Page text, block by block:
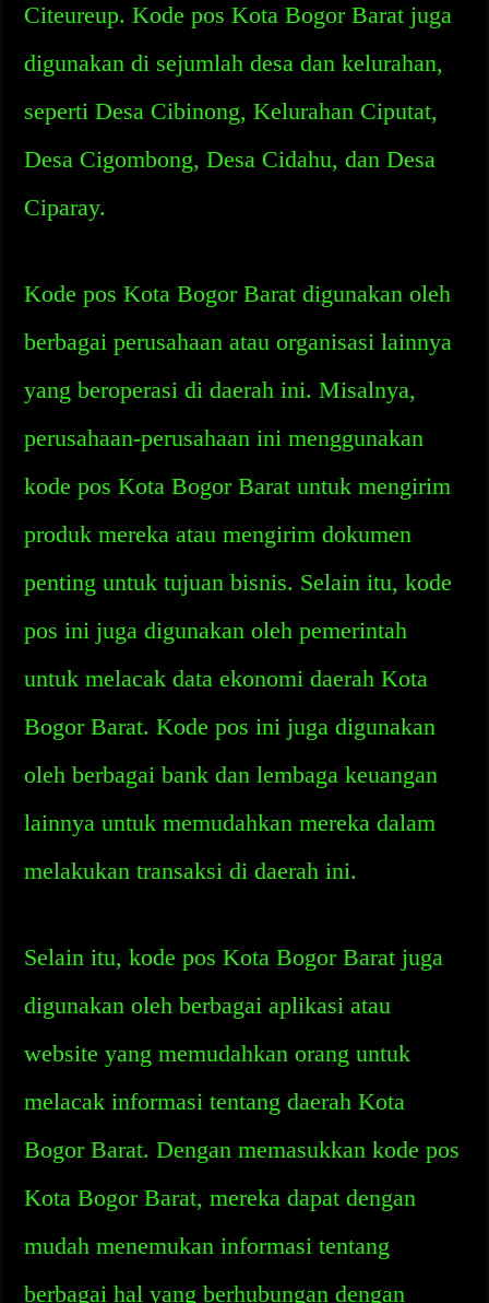
Citeureup. Kode pos Kota Bogor Barat juga
digunakan di sejumlah desa dan kelurahan,
seperti Desa Cibinong, Kelurahan Ciputat,
Desa Cigombong, Desa Cidahu, dan Desa
Ciparay.
Kode pos Kota Bogor Barat digunakan oleh
berbagai perusahaan atau organisasi lainnya
yang beroperasi di daerah ini. Misalnya,
perusahaan-perusahaan ini menggunakan
kode pos Kota Bogor Barat untuk mengirim
produk mereka atau mengirim dokumen
penting untuk tujuan bisnis. Selain itu, kode
pos ini juga digunakan oleh pemerintah
untuk melacak data ekonomi daerah Kota
Bogor Barat. Kode pos ini juga digunakan
oleh berbagai bank dan lembaga keuangan
lainnya untuk memudahkan mereka dalam
melakukan transaksi di daerah ini.
Selain itu, kode pos Kota Bogor Barat juga
digunakan oleh berbagai aplikasi atau
website yang memudahkan orang untuk
melacak informasi tentang daerah Kota
Bogor Barat. Dengan memasukkan kode pos
Kota Bogor Barat, mereka dapat dengan
mudah menemukan informasi tentang
berbagai hal yang berhubungan dengan